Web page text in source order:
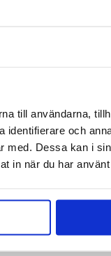
till användarna,
och
Dessa kan i
in när du har
tydligare i bullriga miljöer
bättre synkronisering av ljud
balanserade detaljer för
35 timmar totalt med